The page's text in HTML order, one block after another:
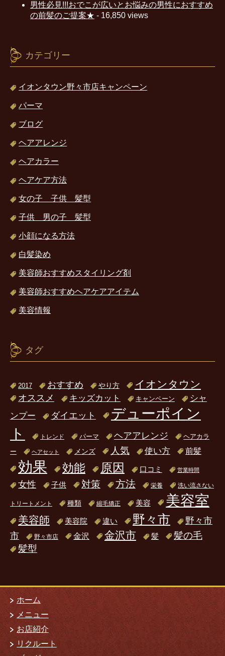
男性必見!!!おでこが広いとお悩みの男性におすすめ
の前髪のご提案★ - 16,850 views
カテゴリー
イオンタウン野々市店キャンペーン
パーマ
ブログ
ヘアアレンジ
ヘアカラー
ヘアケア方法
女の子 子供 髪型
子供 男の子 髪型
小顔になる方法
白髪染め
美容師おすすめスタイリング剤
美容師おすすめヘアケアアイテム
美容情報
タグ
2017 おすすめ やり方 イオンタウン
オススメ キッズカット キャンペーン
シャ
ンプー
ダイエット
デューポイン
ト
トレンド パーマ ヘアアレンジ
ヘアカラ
ー
ヘアセット メンズ 人気 使い方 前髪
効果 効能 原因 口コミ 営業時間
女性 子供 対策 方法 栄養 洗い流さない
トリートメント 種類 縮毛矯正 美容 美容室
美容師 美容院 違い 野々市
野々市
市
野々市店 金沢 金沢市 髪
髪の毛
髪型
ホーム
メニュー
お店紹介
リクルート